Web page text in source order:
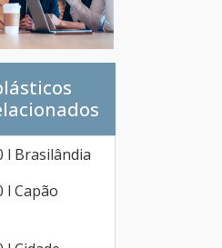
l Brasilândia
l Capão